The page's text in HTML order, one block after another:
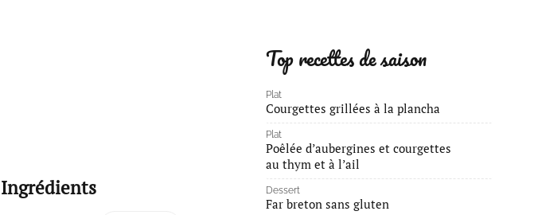
Ingrédients
Top recettes de saison
Plat
Courgettes grillées à la plancha
Plat
Poêlée d’aubergines et courgettes
au thym et à l’ail
Dessert
Far breton sans gluten